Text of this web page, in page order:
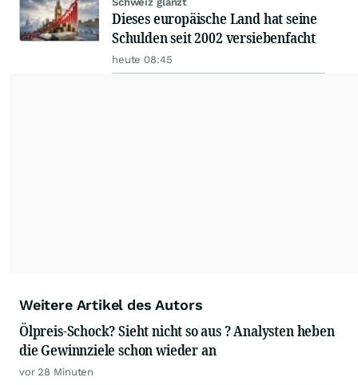
Dieses europäische Land hat seine
Schulden seit 2002 versiebenfacht
heute 08:45
Weitere Artikel des Autors
Ölpreis-Schock? Sieht nicht so aus ? Analysten heben
die Gewinnziele schon wieder an
vor 28 Minuten